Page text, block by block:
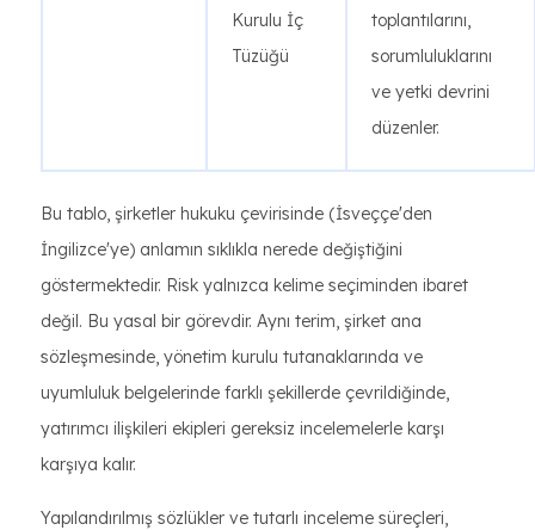
Kurulu İç
Tüzüğü
toplantılarını,
sorumluluklarını
ve yetki devrini
düzenler.
Bu tablo, şirketler hukuku çevirisinde (İsveççe'den
İngilizce'ye) anlamın sıklıkla nerede değiştiğini
göstermektedir. Risk yalnızca kelime seçiminden ibaret
değil. Bu yasal bir görevdir. Aynı terim, şirket ana
sözleşmesinde, yönetim kurulu tutanaklarında ve
uyumluluk belgelerinde farklı şekillerde çevrildiğinde,
yatırımcı ilişkileri ekipleri gereksiz incelemelerle karşı
karşıya kalır.
Yapılandırılmış sözlükler ve tutarlı inceleme süreçleri,